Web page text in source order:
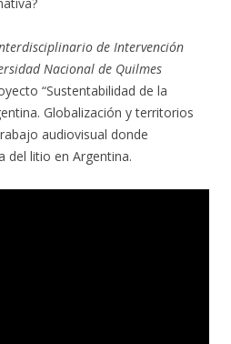
de Intervención
Nacional de Quilmes
“Sustentabilidad de la
Globalización y territorios
audiovisual donde
del litio en Argentina.